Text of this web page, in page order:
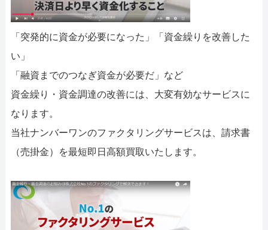
「突発的に資金が必要になった」「資金繰りを改善した
い」
「融資までのつなぎ資金が必要だ」など
資金繰り・資金調達の改善には、大変有効なサービスに
なります。
当社ナンバーワンのファクタリングサービスは、請求書
（売掛金）を最短即日高額買取いたします。